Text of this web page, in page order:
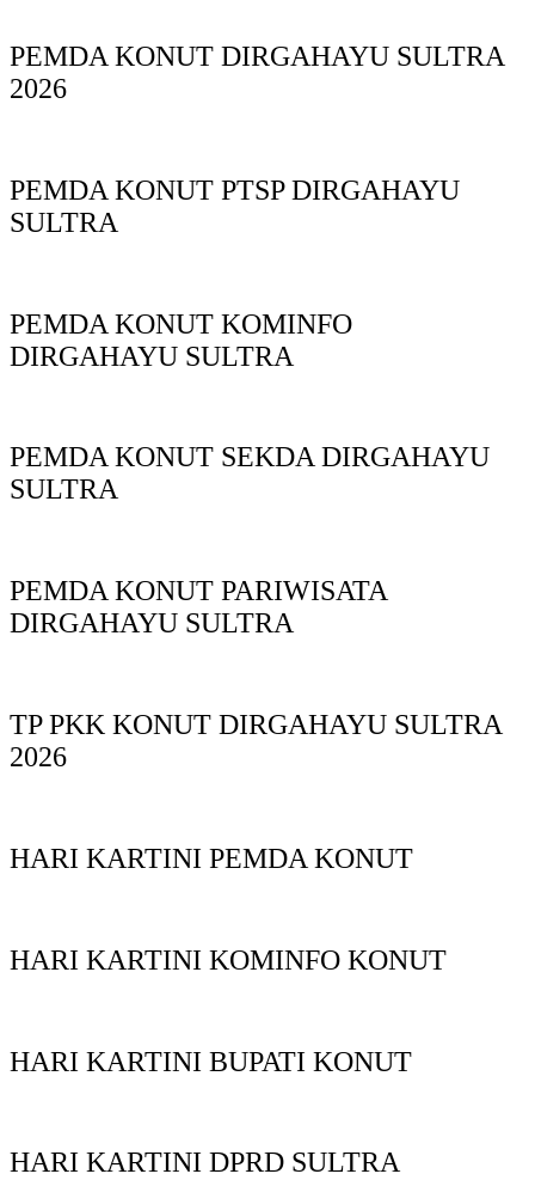
PEMDA KONUT DIRGAHAYU SULTRA
2026
PEMDA KONUT PTSP DIRGAHAYU
SULTRA
PEMDA KONUT KOMINFO
DIRGAHAYU SULTRA
PEMDA KONUT SEKDA DIRGAHAYU
SULTRA
PEMDA KONUT PARIWISATA
DIRGAHAYU SULTRA
TP PKK KONUT DIRGAHAYU SULTRA
2026
HARI KARTINI PEMDA KONUT
HARI KARTINI KOMINFO KONUT
HARI KARTINI BUPATI KONUT
HARI KARTINI DPRD SULTRA